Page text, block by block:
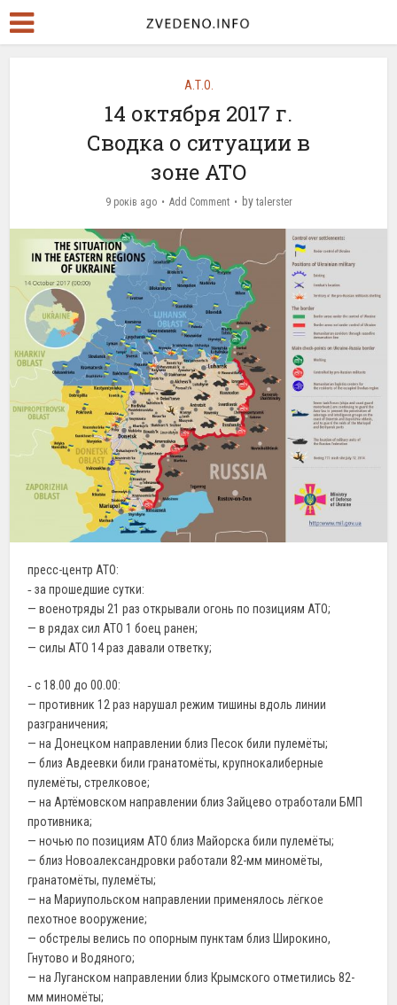
А.Т.О.
14 октября 2017 г.
Сводка о ситуации в
зоне АТО
9 років ago Add Comment by talerster
пресс-центр АТО:
‐ за прошедшие сутки:
— военотряды 21 раз открывали огонь по позициям АТО;
— в рядах сил АТО 1 боец ранен;
— силы АТО 14 раз давали ответку;
‐ с 18.00 до 00.00:
— противник 12 раз нарушал режим тишины вдоль линии
разграничения;
— на Донецком направлении близ Песок били пулемёты;
— близ Авдеевки били гранатомёты, крупнокалиберные
пулемёты, стрелковое;
— на Артёмовском направлении близ Зайцево отработали БМП
противника;
— ночью по позициям АТО близ Майорска били пулемёты;
— близ Новоалександровки работали 82-мм миномёты,
гранатомёты, пулемёты;
— на Мариупольском направлении применялось лёгкое
пехотное вооружение;
— обстрелы велись по опорным пунктам близ Широкино,
Гнутово и Водяного;
— на Луганском направлении близ Крымского отметились 82-
мм миномёты;